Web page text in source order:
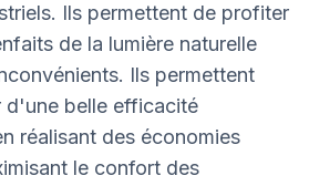
Ils permettent de profiter
de la lumière naturelle
Ils permettent
d'une belle efficacité
réalisant des économies
le confort des